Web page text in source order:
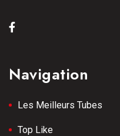
Navigation
Les Meilleurs Tubes
Top Like